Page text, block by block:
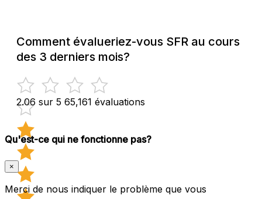
Comment évalueriez-vous SFR au cours
des 3 derniers mois?
2.06 sur 5 65,161 évaluations
Qu'est-ce qui ne fonctionne pas?
×
Merci de nous indiquer le problème que vous